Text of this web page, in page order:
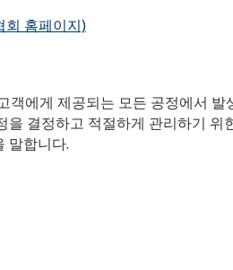
회 홈페이지)
객에게 제공되는 모든 공정에서
결정하고 적절하게 관리하기 위
말합니다.